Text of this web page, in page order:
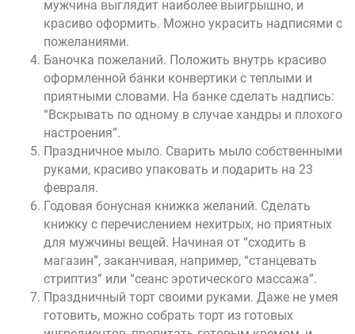
мужчина выглядит наиболее выигрышно, и
красиво оформить. Можно украсить надписями с
пожеланиями.
Баночка пожеланий. Положить внутрь красиво
оформленной банки конвертики с теплыми и
приятными словами. На банке сделать надпись:
“Вскрывать по одному в случае хандры и плохого
настроения”.
Праздничное мыло. Сварить мыло собственными
руками, красиво упаковать и подарить на 23
февраля.
Годовая бонусная книжка желаний. Сделать
книжку с перечислением нехитрых, но приятных
для мужчины вещей. Начиная от “сходить в
магазин”, заканчивая, например, “станцевать
стриптиз” или “сеанс эротического массажа”.
Праздничный торт своими руками. Даже не умея
готовить, можно собрать торт из готовых